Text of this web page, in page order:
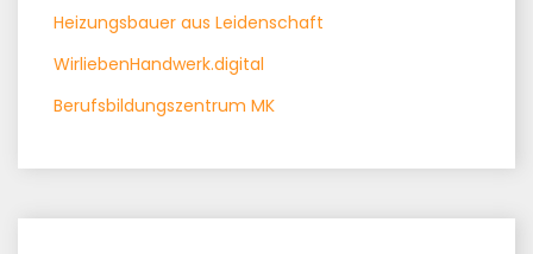
Heizungsbauer aus Leidenschaft
WirliebenHandwerk.digital
Berufsbildungszentrum MK